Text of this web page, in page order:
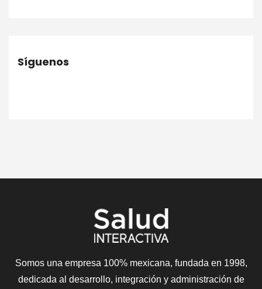
Síguenos
Somos una empresa 100% mexicana, fundada en 1998,
dedicada al desarrollo, integración y administración de